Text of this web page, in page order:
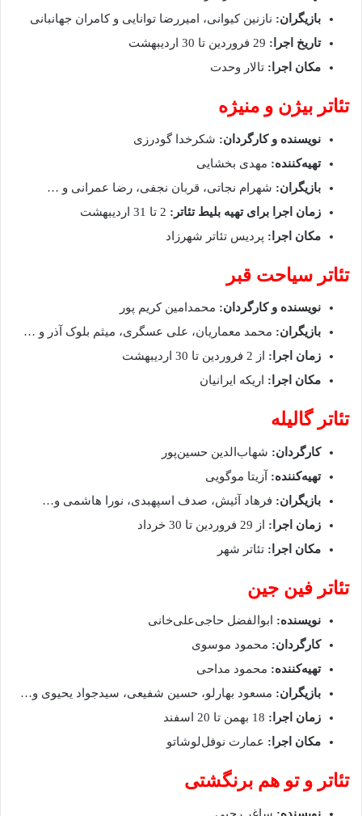
بازیگران: نازنین کیوانی، امیررضا توانایی و کامران جهانبانی
تاریخ اجرا:
مکان اجرا: تالار وحدت
تئاتر بیژن و منیژه
نویسنده و کارگردان: شکرخدا گودرزی
تهیه‌کننده: مهدی بخشایی
بازیگران: شهرام نجاتی، قربان نجفی، رضا عمرانی و …
زمان اجرا برای تهیه بلیط تئاتر: 2 تا 31 اردیبهشت
مکان اجرا: پردیس تئاتر شهرزاد
تئاتر سیاحت قبر
نویسنده و کارگردان: محمدامین کریم پور
بازیگران: محمد معماریان، علی عسگری، میثم بلوک آذر و‌ …
زمان اجرا: از 2 فروردین تا 30 اردیبهشت
مکان اجرا: اریکه ایرانیان
تئاتر گالیله
کارگردان: شهاب‌الدین حسین‌پور
تهیه‌کننده: آزیتا موگویی
بازیگران: فرهاد آئیش، صدف اسپهبدی، نورا هاشمی و…
زمان اجرا: از 29 فروردین تا 30 خرداد
مکان اجرا: تئاتر شهر
تئاتر فین جین
نویسنده:
ابوالفضل حاجی‌علی‌خانی
کارگردان: محمود موسوی
تهیه‌کننده: محمود مداحی
بازیگران: مسعود بهارلو، حسین شفیعی، سیدجواد یحیوی و…
زمان اجرا:
مکان اجرا: عمارت نوفل‌لوشاتو
تئاتر و تو هم برنگشتی
نویسنده: ساغر رجبی